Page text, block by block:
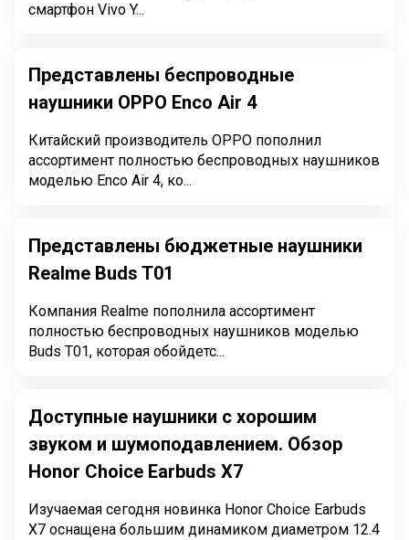
смартфон Vivo Y...
Представлены беспроводные
наушники OPPO Enco Air 4
Китайский производитель OPPO пополнил
ассортимент полностью беспроводных наушников
моделью Enco Air 4, ко...
Представлены бюджетные наушники
Realme Buds T01
Компания Realme пополнила ассортимент
полностью беспроводных наушников моделью
Buds T01, которая обойдетс...
Доступные наушники с хорошим
звуком и шумоподавлением. Обзор
Honor Choice Earbuds X7
Изучаемая сегодня новинка Honor Choice Earbuds
X7 оснащена большим динамиком диаметром 12.4